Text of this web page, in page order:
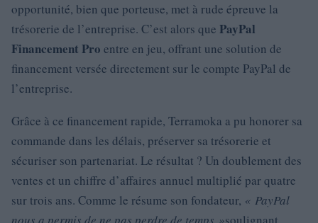
opportunité, bien que porteuse, met à rude épreuve la
trésorerie de l’entreprise. C’est alors que PayPal
Financement Pro entre en jeu, offrant une solution de
financement versée directement sur le compte PayPal de
l’entreprise.
Grâce à ce financement rapide, Terramoka a pu honorer sa
commande dans les délais, préserver sa trésorerie et
sécuriser son partenariat. Le résultat ? Un doublement des
ventes et un chiffre d’affaires annuel multiplié par quatre
sur trois ans. Comme le résume son fondateur, « PayPal